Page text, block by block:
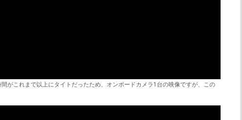
がこれまで以上にタイトだったため、オンボードカメラ1台の映像ですが、この